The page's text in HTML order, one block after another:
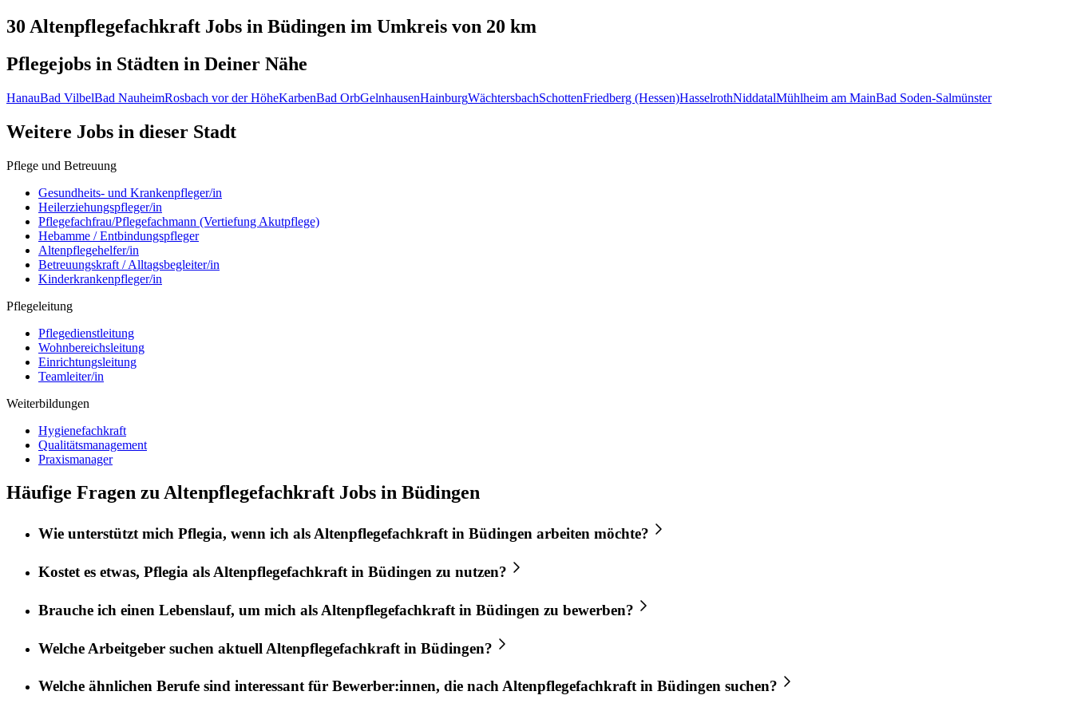
30 Altenpflegefachkraft Jobs in Büdingen im Umkreis von 20 km
Pflegejobs in Städten in Deiner Nähe
HanauBad VilbelBad NauheimRosbach vor der HöheKarbenBad OrbGelnhausenHainburgWächtersbachSchottenFriedberg (Hessen)HasselrothNiddatalMühlheim am MainBad Soden-Salmünster
Weitere Jobs in dieser Stadt
Pflege und Betreuung
Gesundheits- und Krankenpfleger/in
Heilerziehungspfleger/in
Pflegefachfrau/Pflegefachmann (Vertiefung Akutpflege)
Hebamme / Entbindungspfleger
Altenpflegehelfer/in
Betreuungskraft / Alltagsbegleiter/in
Kinderkrankenpfleger/in
Pflegeleitung
Pflegedienstleitung
Wohnbereichsleitung
Einrichtungsleitung
Teamleiter/in
Weiterbildungen
Hygienefachkraft
Qualitätsmanagement
Praxismanager
Häufige Fragen zu Altenpflegefachkraft Jobs in Büdingen
Wie unterstützt mich Pflegia, wenn ich alsAltenpflegefachkraftin Büdingen arbeiten möchte?
Kostet es etwas, Pflegia als Altenpflegefachkraft in Büdingen zu nutzen?
Brauche ich einen Lebenslauf, um mich als Altenpflegefachkraft in Büdingen zu bewerben?
Welche Arbeitgeber suchen aktuell Altenpflegefachkraft in Büdingen?
Welche ähnlichen Berufe sind interessant für Bewerber:innen, die nachAltenpflegefachkraftin Büdingen suchen?